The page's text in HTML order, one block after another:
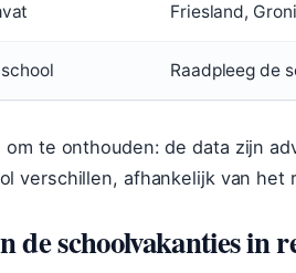
Friesland,
Raadpleeg de
te onthouden: de data zijn
verschillen, afhankelijk van het
de schoolvakanties in